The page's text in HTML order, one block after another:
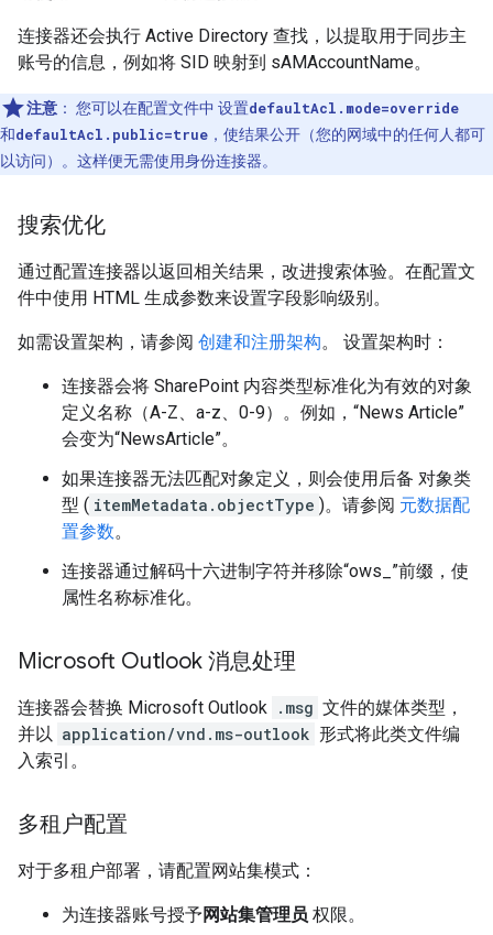
连接器还会执行 Active Directory 查找，以提取用于同步主
账号的信息，例如将 SID 映射到 sAMAccountName。
注意 ： 您可以在配置文件中 设置defaultAcl.mode=override
和defaultAcl.public=true ，使结果公开（您的网域中的任何人都可
以访问）。这样便无需使用身份连接器。
搜索优化
通过配置连接器以返回相关结果，改进搜索体验。在配置文
件中使用 HTML 生成参数来设置字段影响级别。
如需设置架构，请参阅 创建和注册架构。 设置架构时：
连接器会将 SharePoint 内容类型标准化为有效的对象
定义名称（A-Z、a-z、0-9）。例如，“News Article”
会变为“NewsArticle”。
如果连接器无法匹配对象定义，则会使用后备 对象类
型 ( itemMetadata.objectType )。请参阅 元数据配
置参数。
连接器通过解码十六进制字符并移除“ows_”前缀，使
属性名称标准化。
Microsoft Outlook 消息处理
连接器会替换 Microsoft Outlook .msg 文件的媒体类型，
并以 application/vnd.ms-outlook 形式将此类文件编
入索引。
多租户配置
对于多租户部署，请配置网站集模式：
为连接器账号授予网站集管理员 权限。